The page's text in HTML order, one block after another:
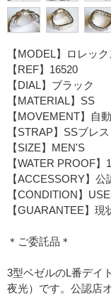
【MODEL】ロレッ
【REF】16520
【DIAL】ブラック
【MATERIAL】SS
【MOVEMENT】自
【STRAP】SSブレス
【SIZE】MEN'S
【WATER PROOF】
【ACCESSORY】
【CONDITION】
【GUARANTEE】現
＊ご委託品＊
3型ベゼルのL番デイ
夜光）です。公認店